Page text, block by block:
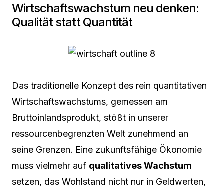
Wirtschaftswachstum neu denken:
Qualität statt Quantität
Das traditionelle Konzept des rein quantitativen
Wirtschaftswachstums, gemessen am
Bruttoinlandsprodukt, stößt in unserer
ressourcenbegrenzten Welt zunehmend an
seine Grenzen. Eine zukunftsfähige Ökonomie
muss vielmehr auf qualitatives Wachstum
setzen, das Wohlstand nicht nur in Geldwerten,